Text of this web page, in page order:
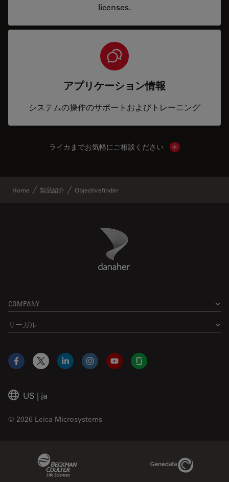
licenses.
アプリケーション情報
システムの操作のサポートおよびトレーニング
ライカまでお気軽にご相談ください Show local
Home 製品紹介 Objectivefinder
Danaher Logo
COMPANY
リーガル
US | ja
© 2026 Leica Microsystems
Facebook
X LinkedInInstagramYouTubeGlassdoor
Genedata Link